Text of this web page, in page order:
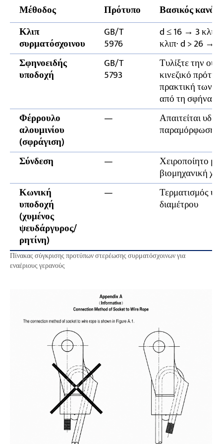
Μέθοδος Πρότυπο
Βασικός
Κλιπ
συρματόσχοινου
GB/T
5976
d ≤ 16 → 3
κλιπ· d > 26 →
Σφηνοειδής
υποδοχή
GB/T
5793
Τυλίξτε την
κινεζικό
πρακτική των
από τη σφήνα
Φέρρουλο
αλουμινίου
(σφράγιση)
— Απαιτείται
παραμόρφωσης
Σύνδεση — Χειροποίητο
βιομηχανική
Κωνική
υποδοχή
(χυμένος
ψευδάργυρος/
ρητίνη)
— Τερματισμός
διαμέτρου
Πίνακας σύγκρισης προτύπων στερέωσης συρματόσχοινων για
εναέριους γερανούς